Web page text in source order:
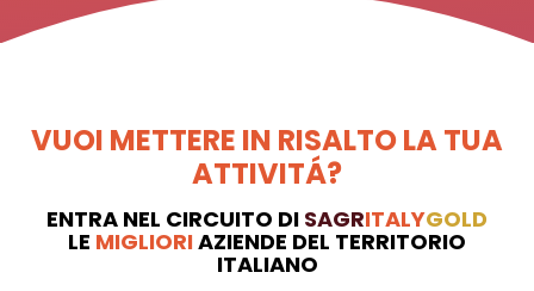
VUOI METTERE IN RISALTO LA TUA
ATTIVITÁ?
ENTRA NEL CIRCUITO DI SAGRITALYGOLD
LE MIGLIORIAZIENDE DEL TERRITORIO
ITALIANO